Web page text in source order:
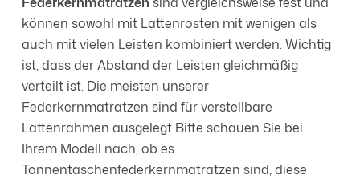
können sowohl mit Lattenrosten mit wenigen als
auch mit vielen Leisten kombiniert werden. Wichtig
ist, dass der Abstand der Leisten gleichmäßig
verteilt ist. Die meisten unserer
Federkernmatratzen sind für verstellbare
Lattenrahmen ausgelegt Bitte schauen Sie bei
Ihrem Modell nach, ob es
Tonnentaschenfederkernmatratzen sind, diese